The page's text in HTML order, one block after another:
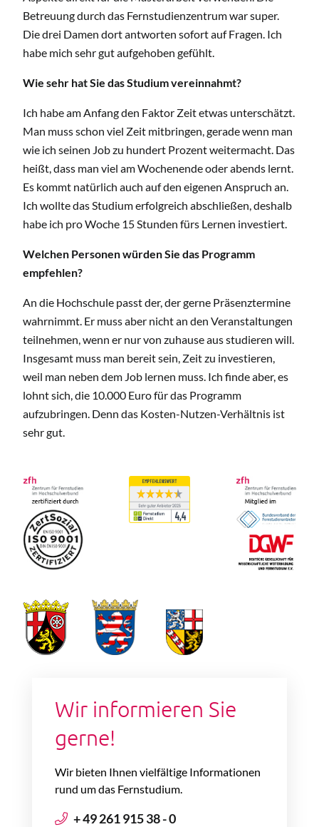
Betreuung durch das Fernstudienzentrum war super.
Die drei Damen dort antworten sofort auf Fragen. Ich
habe mich sehr gut aufgehoben gefühlt.
Wie sehr hat Sie das Studium vereinnahmt?
Ich habe am Anfang den Faktor Zeit etwas unterschätzt.
Man muss schon viel Zeit mitbringen, gerade wenn man
wie ich seinen Job zu hundert Prozent weitermacht. Das
heißt, dass man viel am Wochenende oder abends lernt.
Es kommt natürlich auch auf den eigenen Anspruch an.
Ich wollte das Studium erfolgreich abschließen, deshalb
habe ich pro Woche 15 Stunden fürs Lernen investiert.
Welchen Personen würden Sie das Programm
empfehlen?
An die Hochschule passt der, der gerne Präsenztermine
wahrnimmt. Er muss aber nicht an den Veranstaltungen
teilnehmen, wenn er nur von zuhause aus studieren will.
Insgesamt muss man bereit sein, Zeit zu investieren,
weil man neben dem Job lernen muss. Ich finde aber, es
lohnt sich, die 10.000 Euro für das Programm
aufzubringen. Denn das Kosten-Nutzen-Verhältnis ist
sehr gut.
Wir informieren Sie
gerne!
Wir bieten Ihnen vielfältige Informationen
rund um das Fernstudium.
+ 49 261 915 38 - 0